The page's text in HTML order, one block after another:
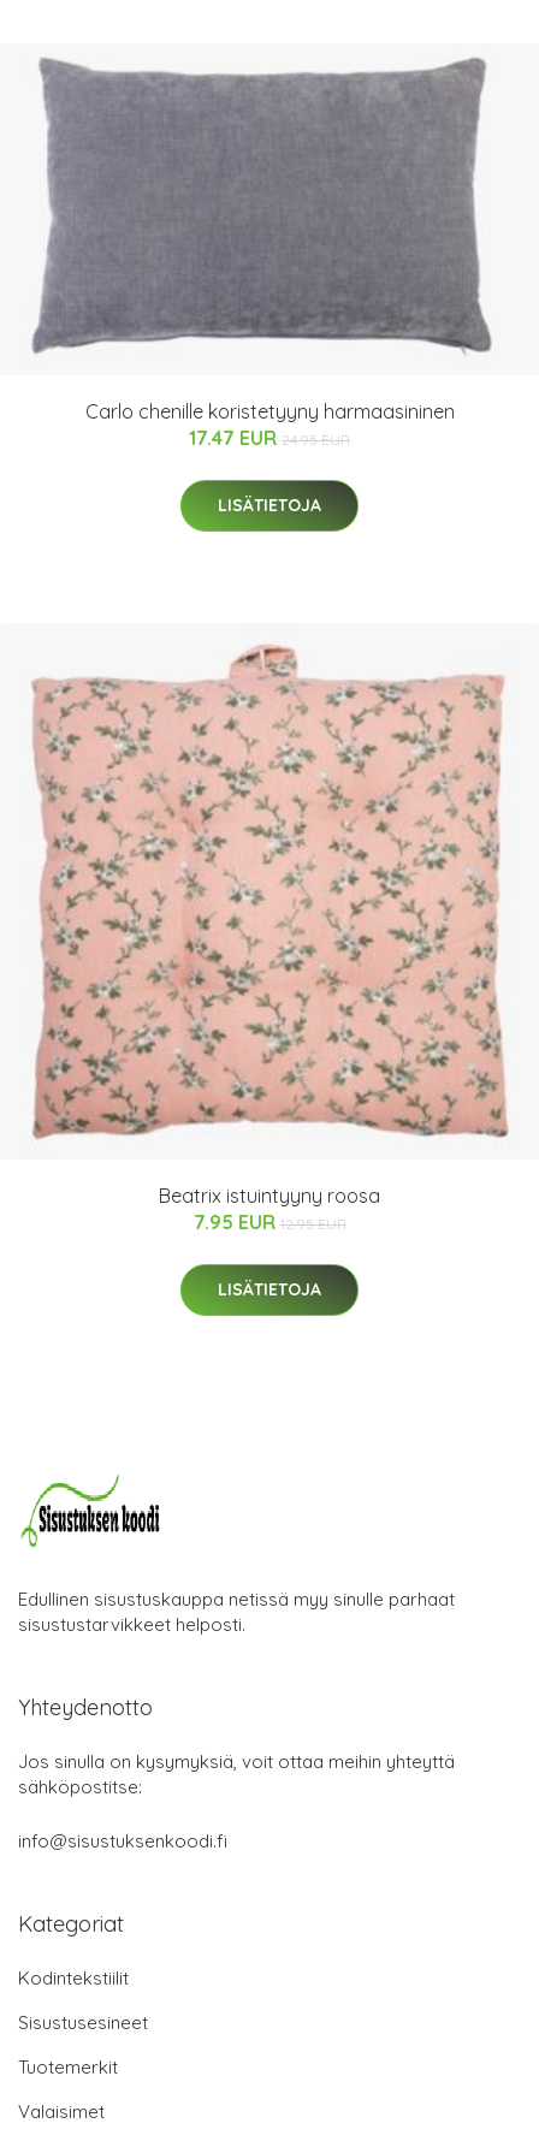
Carlo chenille koristetyyny harmaasininen
17.47 EUR 24.95 EUR
LISÄTIETOJA
Beatrix istuintyyny roosa
7.95 EUR 12.95 EUR
LISÄTIETOJA
Edullinen sisustuskauppa netissä myy sinulle parhaat
sisustustarvikkeet helposti.
Yhteydenotto
Jos sinulla on kysymyksiä, voit ottaa meihin yhteyttä
sähköpostitse:
info@sisustuksenkoodi.fi
Kategoriat
Kodintekstiilit
Sisustusesineet
Tuotemerkit
Valaisimet